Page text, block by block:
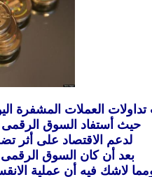
العملات المشفرة
حيث أستفاد السوق الرقمى
لدعم الاقتصاد على أثر
بعد أن كان السوق
لاشك فيه أن عملية